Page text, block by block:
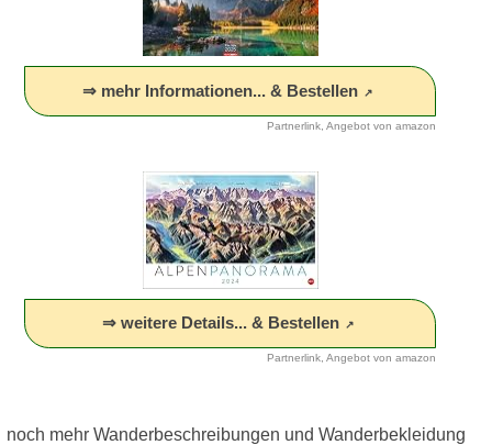
⇒ mehr Informationen... & Bestellen
Partnerlink, Angebot von amazon
⇒ weitere Details... & Bestellen
Partnerlink, Angebot von amazon
noch mehr Wanderbeschreibungen und Wanderbekleidung